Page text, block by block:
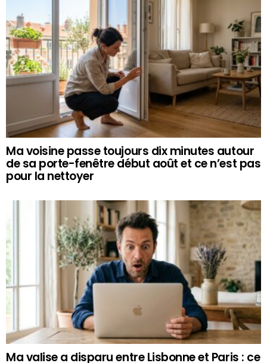
Ma voisine passe toujours dix minutes autour
de sa porte-fenêtre début août et ce n’est pas
pour la nettoyer
Ma valise a disparu entre Lisbonne et Paris : ce